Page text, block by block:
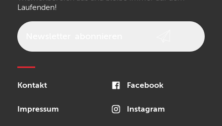
Laufenden!
Kontakt
Impressum
Facebook
Instagram